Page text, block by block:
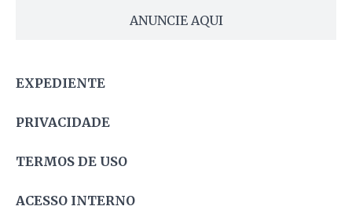
ANUNCIE AQUI
EXPEDIENTE
PRIVACIDADE
TERMOS DE USO
ACESSO INTERNO